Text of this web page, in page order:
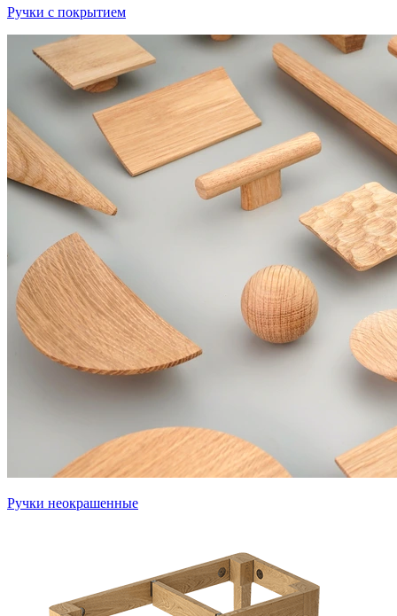
Ручки с покрытием
Ручки неокрашенные